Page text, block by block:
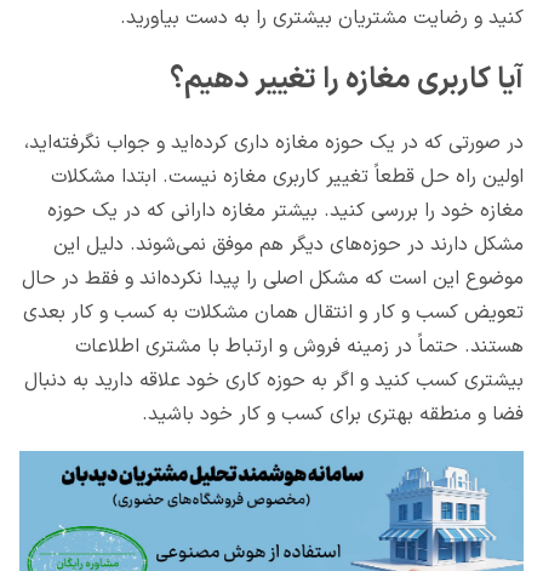
کنید و رضایت مشتریان بیشتری را به دست بیاورید.
آیا کاربری مغازه را تغییر دهیم؟
در صورتی که در یک حوزه مغازه داری کرده‌اید و جواب نگرفته‌اید،
اولین راه حل قطعاً تغییر کاربری مغازه نیست. ابتدا مشکلات
مغازه خود را بررسی کنید. بیشتر مغازه دارانی که در یک حوزه
مشکل دارند در حوزه‌های دیگر هم موفق نمی‌شوند. دلیل این
موضوع این است که مشکل اصلی را پیدا نکرده‌اند و فقط در حال
تعویض کسب و کار و انتقال همان مشکلات به کسب و کار بعدی
هستند. حتماً در زمینه فروش و ارتباط با مشتری اطلاعات
بیشتری کسب کنید و اگر به حوزه کاری خود علاقه دارید به دنبال
فضا و منطقه بهتری برای کسب و کار خود باشید.